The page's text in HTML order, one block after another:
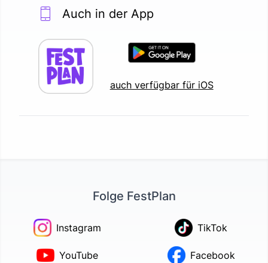
Auch in der App
auch verfügbar für iOS
Folge FestPlan
Instagram TikTok
YouTube Facebook